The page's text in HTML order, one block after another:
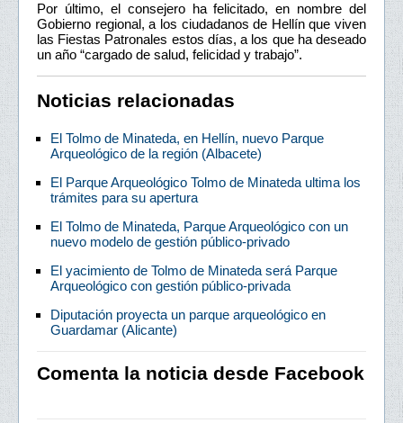
Por último, el consejero ha felicitado, en nombre del
Gobierno regional, a los ciudadanos de Hellín que viven
las Fiestas Patronales estos días, a los que ha deseado
un año “cargado de salud, felicidad y trabajo”.
Noticias relacionadas
El Tolmo de Minateda, en Hellín, nuevo Parque
Arqueológico de la región (Albacete)
El Parque Arqueológico Tolmo de Minateda ultima los
trámites para su apertura
El Tolmo de Minateda, Parque Arqueológico con un
nuevo modelo de gestión público-privado
El yacimiento de Tolmo de Minateda será Parque
Arqueológico con gestión público-privada
Diputación proyecta un parque arqueológico en
Guardamar (Alicante)
Comenta la noticia desde Facebook